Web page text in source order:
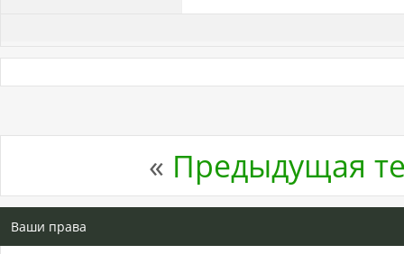
« Предыдущая
Ваши права